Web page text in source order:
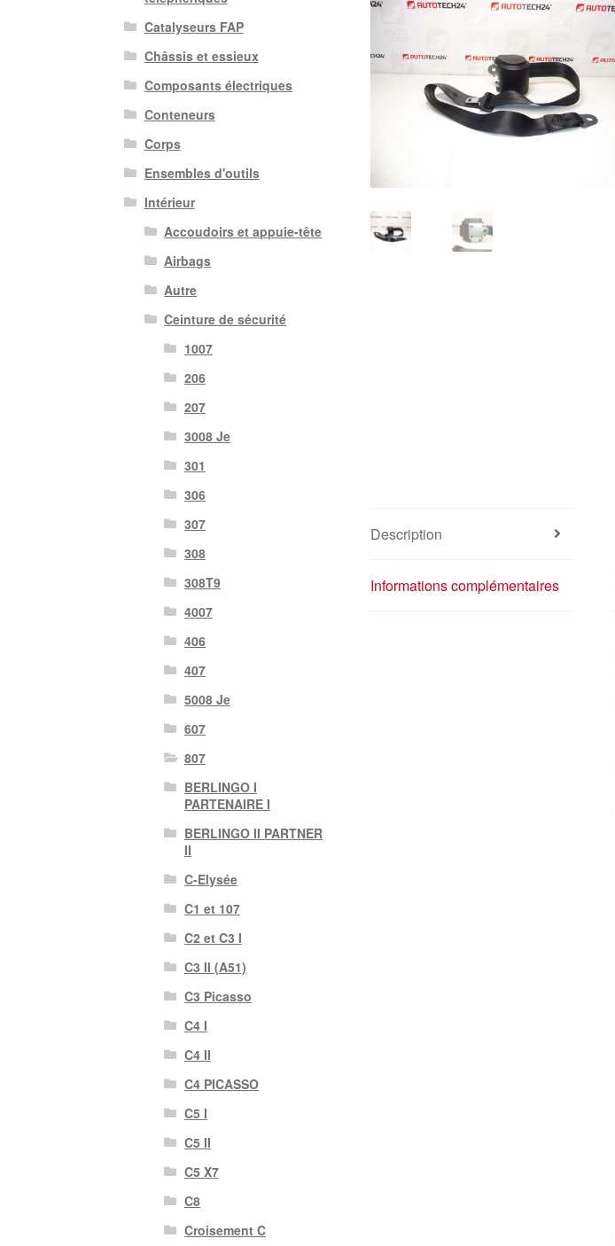
Description
Informations complémentaires
Catalyseurs FAP
Châssis et essieux
Composants électriques
Conteneurs
Corps
Ensembles d'outils
Intérieur
Accoudoirs et appuie-tête
Airbags
Autre
Ceinture de sécurité
1007
206
207
3008 Je
301
306
307
308
308T9
4007
406
407
5008 Je
607
807
BERLINGO I
PARTENAIRE I
BERLINGO II PARTNER
II
C-Elysée
C1 et 107
C2 et C3 I
C3 II (A51)
C3 Picasso
C4 I
C4 II
C4 PICASSO
C5 I
C5 II
C5 X7
C8
Croisement C